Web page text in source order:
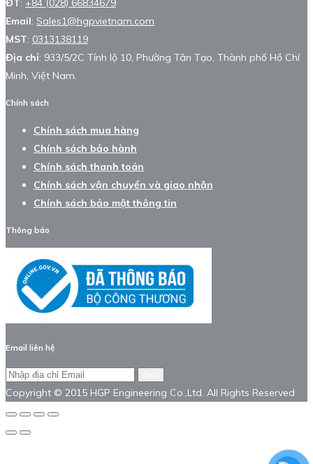
ĐT: +84 (028) 66834679
Email: Sales1@hgpvietnam.com
MST: 0313138119
Địa chỉ: 933/5/2C Tỉnh lộ 10, Phường Tân Tạo, Thành phố Hồ Chí
Minh, Việt Nam.
Chính sách
Chính sách mua hàng
Chính sách bảo hành
Chính sách thanh toán
Chính sách vận chuyển và giao nhận
Chính sách bảo mật thông tin
Thông báo
Email liên hệ
Copyright © 2015 HGP Engineering Co.,Ltd. All Rights Reserved